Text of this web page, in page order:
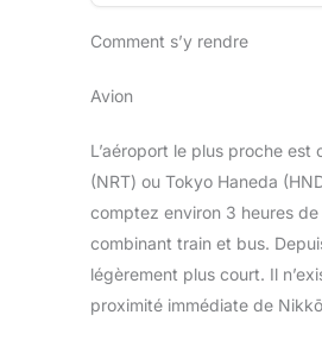
Comment s’y rendre
Avion
L’aéroport le plus proche est
(NRT) ou Tokyo Haneda
comptez environ 3 heures
combinant train et bus.
légèrement plus court. Il
proximité immédiate de